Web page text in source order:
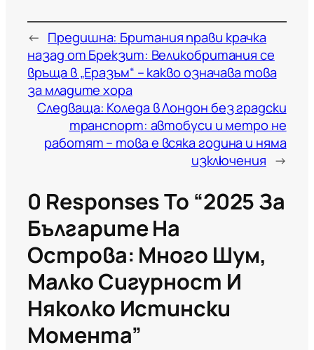
← Предишна: Британия прави крачка
назад от Брекзит: Великобритания се
връща в „Еразъм“ – какво означава това
за младите хора
Следваща: Коледа в Лондон без градски
транспорт: автобуси и метро не
работят – това е всяка година и няма
изключения →
0 Responses To “2025 За
Българите На
Острова: Много Шум,
Малко Сигурност И
Няколко Истински
Момента”